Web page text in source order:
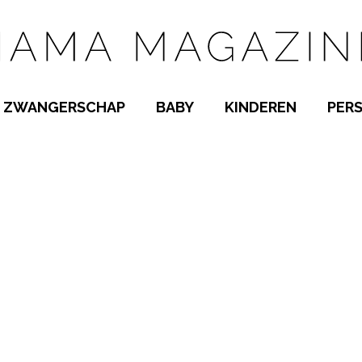
ZWANGERSCHAP BABY KINDEREN